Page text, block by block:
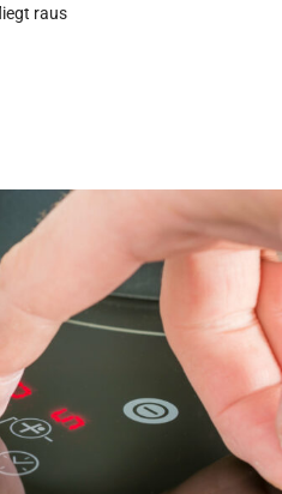
raus